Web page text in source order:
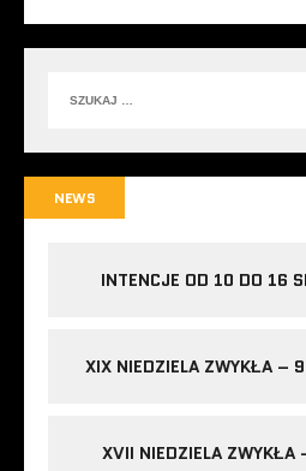
NEWS
INTENCJE OD 10 DO 16
XIX NIEDZIELA ZWYKŁA –
XVII NIEDZIELA